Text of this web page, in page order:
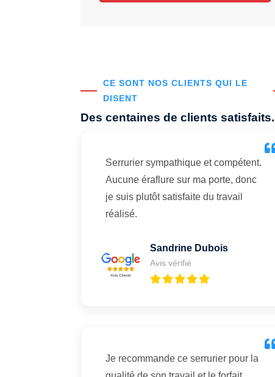
CE SONT NOS CLIENTS QUI LE
DISENT
Des centaines de clients satisfaits.
Serrurier sympathique et compétent.
Aucune éraflure sur ma porte, donc
je suis plutôt satisfaite du travail
réalisé.
Sandrine Dubois
Avis vérifié
Je recommande ce serrurier pour la